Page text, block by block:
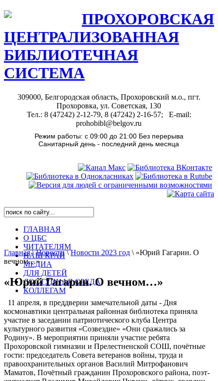
ПРОХОРОВСКАЯ
ЦЕНТРАЛИЗОВАННАЯ
БИБЛИОТЕЧНАЯ
СИСТЕМА
309000, Белгородская область, Прохоровский м.о., пгт.
Прохоровка, ул. Советская, 130
Тел.: 8 (47242) 2-12-79, 8 (47242) 2-16-57; E-mail:
prohobibl@belgov.ru
Режим работы: с 09:00 до 21:00 Без перерыва
Санитарный день - последний день месяца
ГЛАВНАЯ
О ЦБС
ЧИТАТЕЛЯМ
НАШ КРАЙ
МЕДИА
ДЛЯ ДЕТЕЙ
ДОСТУПНАЯ СРЕДА
КОЛЛЕГАМ
Главная\Новости\Новости 2023 год \ «Юрий Гагарин. О
вечном…»
«Юрий Гагарин. О вечном…»
11 апреля, в преддверии замечательной даты - Дня
космонавтики центральная районная библиотека приняла
участие в заседании патриотического клуба Центра
культурного развития «Созвездие» «Они сражались за
Родину». В мероприятии приняли участие ребята
Прохоровской гимназии и Прелестненской СОШ, почётные
гости: председатель Совета ветеранов войны, труда и
правоохранительных органов Василий Митрофанович
Маматов, Почётный гражданин Прохоровского района, поэт-